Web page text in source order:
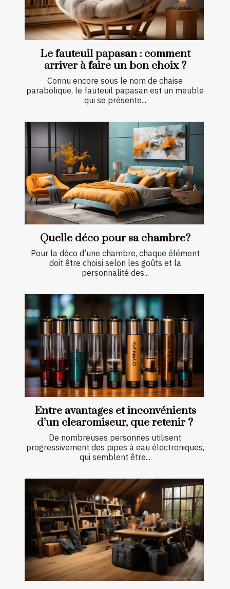
Le fauteuil papasan : comment
arriver à faire un bon choix ?
Connu encore sous le nom de chaise
parabolique, le fauteuil papasan est un meuble
qui se présente...
Quelle déco pour sa chambre?
Pour la déco d’une chambre, chaque élément
doit être choisi selon les goûts et la
personnalité des...
Entre avantages et inconvénients
d’un clearomiseur, que retenir ?
De nombreuses personnes utilisent
progressivement des pipes à eau électroniques,
qui semblent être...